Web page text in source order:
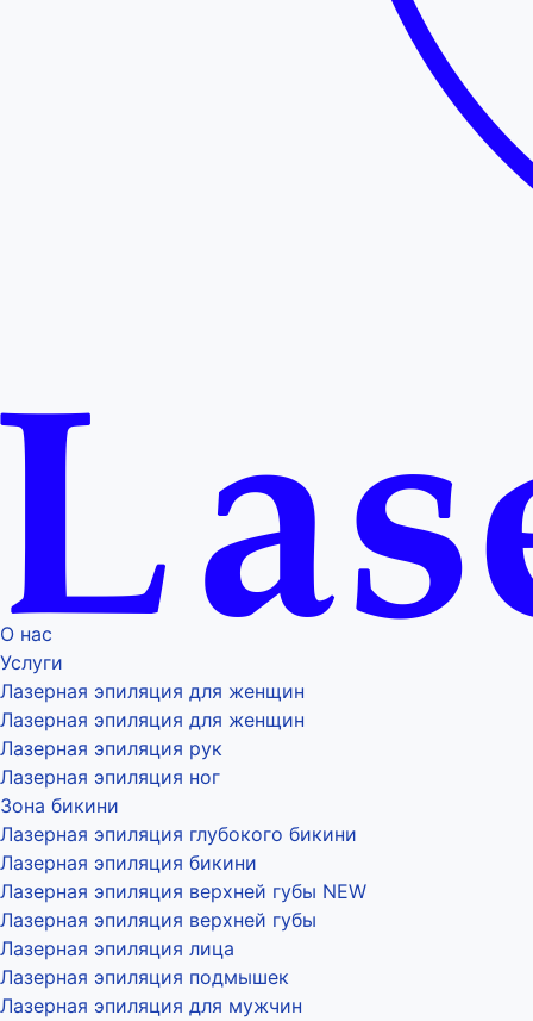
О нас
Услуги
Лазерная эпиляция для женщин
Лазерная эпиляция для женщин
Лазерная эпиляция рук
Лазерная эпиляция ног
Зона бикини
Лазерная эпиляция глубокого бикини
Лазерная эпиляция бикини
Лазерная эпиляция верхней губы NEW
Лазерная эпиляция верхней губы
Лазерная эпиляция лица
Лазерная эпиляция подмышек
Лазерная эпиляция для мужчин